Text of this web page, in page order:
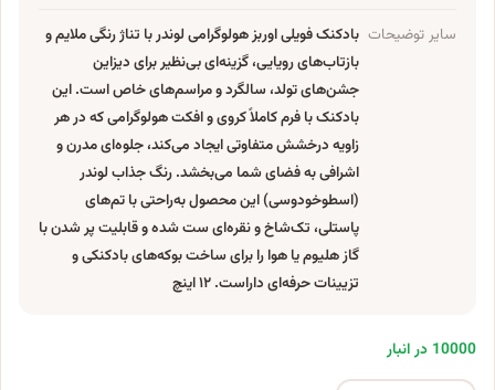
سایر توضیحات بادکنک فویلی اوربز هولوگرامی لوندر با تناژ رنگی ملایم و
بازتاب‌های رویایی، گزینه‌ای بی‌نظیر برای دیزاین
جشن‌های تولد، سالگرد و مراسم‌های خاص است. این
بادکنک با فرم کاملاً کروی و افکت هولوگرامی که در هر
زاویه درخشش متفاوتی ایجاد می‌کند، جلوه‌ای مدرن و
اشرافی به فضای شما می‌بخشد. رنگ جذاب لوندر
(اسطوخودوسی) این محصول به‌راحتی با تم‌های
پاستلی، تک‌شاخ و نقره‌ای ست شده و قابلیت پر شدن با
گاز هلیوم یا هوا را برای ساخت بوکه‌های بادکنکی و
تزیینات حرفه‌ای داراست. ۱۲ اینچ
10000 در انبار